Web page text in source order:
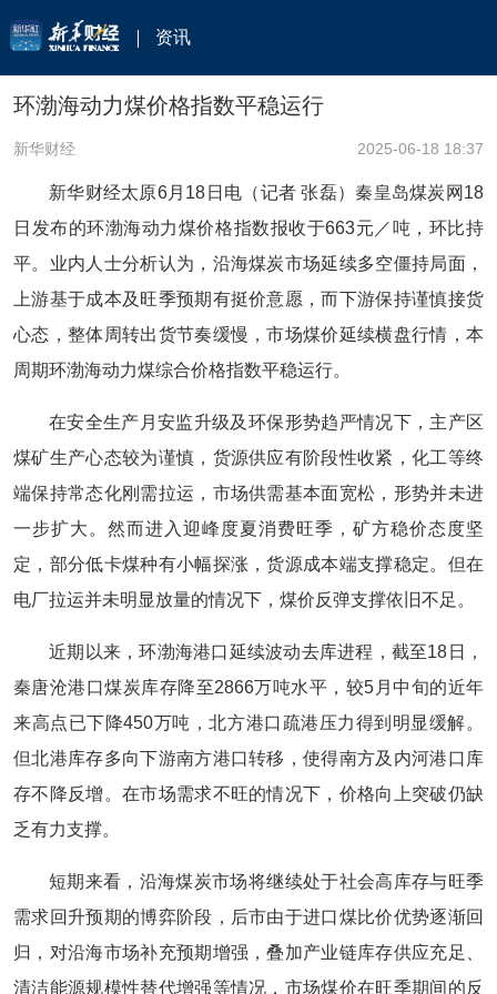
资讯
环渤海动力煤价格指数平稳运行
新华财经 2025-06-18 18:37
新华财经太原6月18日电（记者 张磊）秦皇岛煤炭网18
日发布的环渤海动力煤价格指数报收于663元／吨，环比持
平。业内人士分析认为，沿海煤炭市场延续多空僵持局面，
上游基于成本及旺季预期有挺价意愿，而下游保持谨慎接货
心态，整体周转出货节奏缓慢，市场煤价延续横盘行情，本
周期环渤海动力煤综合价格指数平稳运行。
在安全生产月安监升级及环保形势趋严情况下，主产区
煤矿生产心态较为谨慎，货源供应有阶段性收紧，化工等终
端保持常态化刚需拉运，市场供需基本面宽松，形势并未进
一步扩大。然而进入迎峰度夏消费旺季，矿方稳价态度坚
定，部分低卡煤种有小幅探涨，货源成本端支撑稳定。但在
电厂拉运并未明显放量的情况下，煤价反弹支撑依旧不足。
近期以来，环渤海港口延续波动去库进程，截至18日，
秦唐沧港口煤炭库存降至2866万吨水平，较5月中旬的近年
来高点已下降450万吨，北方港口疏港压力得到明显缓解。
但北港库存多向下游南方港口转移，使得南方及内河港口库
存不降反增。在市场需求不旺的情况下，价格向上突破仍缺
乏有力支撑。
短期来看，沿海煤炭市场将继续处于社会高库存与旺季
需求回升预期的博弈阶段，后市由于进口煤比价优势逐渐回
归，对沿海市场补充预期增强，叠加产业链库存供应充足、
清洁能源规模性替代增强等情况，市场煤价在旺季期间的反